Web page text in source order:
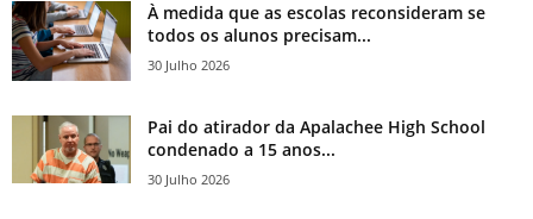
À medida que as escolas reconsideram se
todos os alunos precisam...
30 Julho 2026
Pai do atirador da Apalachee High School
condenado a 15 anos...
30 Julho 2026